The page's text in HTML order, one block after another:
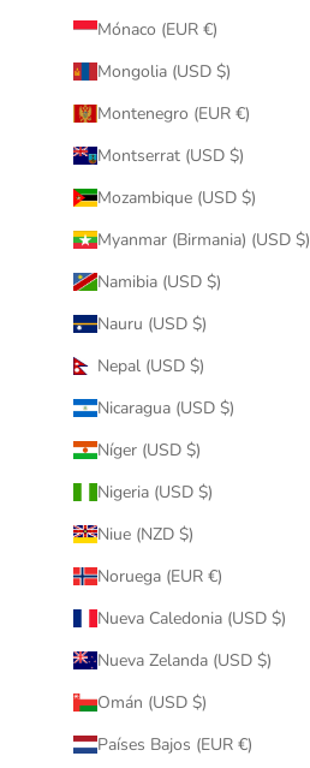
Mónaco (EUR €)
Mongolia (USD $)
Montenegro (EUR €)
Montserrat (USD $)
Mozambique (USD $)
Myanmar (Birmania) (USD $)
Namibia (USD $)
Nauru (USD $)
Nepal (USD $)
Nicaragua (USD $)
Níger (USD $)
Nigeria (USD $)
Niue (NZD $)
Noruega (EUR €)
Nueva Caledonia (USD $)
Nueva Zelanda (USD $)
Omán (USD $)
Países Bajos (EUR €)